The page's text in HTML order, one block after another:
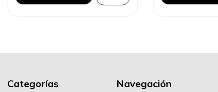
Categorías Navegación